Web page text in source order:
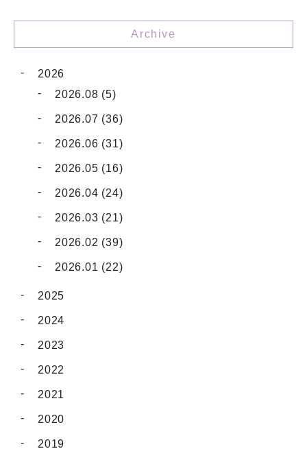
Archive
2026
2026.08 (5)
2026.07 (36)
2026.06 (31)
2026.05 (16)
2026.04 (24)
2026.03 (21)
2026.02 (39)
2026.01 (22)
2025
2024
2023
2022
2021
2020
2019